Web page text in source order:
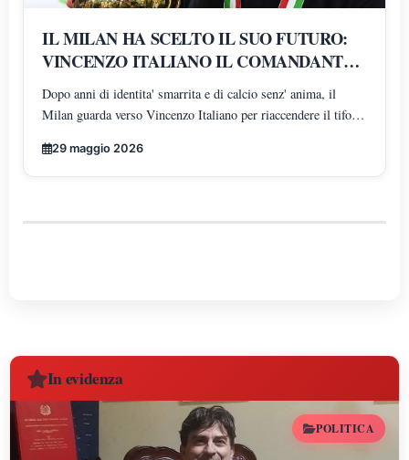
IL MILAN HA SCELTO IL SUO FUTURO:
VINCENZO ITALIANO IL COMANDANTE
DELLA RIVOLUZIONE ROSSONERA
Dopo anni di identita' smarrita e di calcio senz' anima, il
Milan guarda verso Vincenzo Italiano per riaccendere il tifo
e che oggi rappresenta la rinascita tecnica, culturale ed
emotiva del mondo milanista.
29 maggio 2026
In evidenza
POLITICA